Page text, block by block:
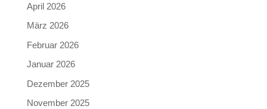
April 2026
März 2026
Februar 2026
Januar 2026
Dezember 2025
November 2025